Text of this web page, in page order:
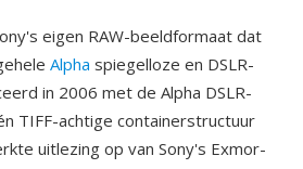
eigen RAW-beeldformaat dat
Alpha spiegelloze en DSLR-
in 2006 met de Alpha DSLR-
TIFF-achtige containerstructuur
uitlezing op van Sony's Exmor-